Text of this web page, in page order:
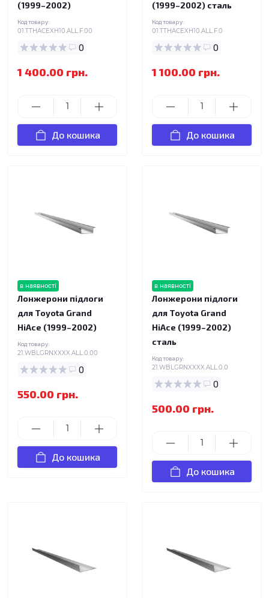
(1999–2002)
Код товару:
01.TTHACEXH10.ALL.F.00
0
1 400.00 грн.
До кошика
(1999–2002) сталь
Код товару:
01.TTHACEXH10.ALL.F.0
0
1 100.00 грн.
До кошика
в наявності
Лонжерони підлоги
для Toyota Grand
HiAce (1999–2002)
Код товару:
21.WBLGRNXXXX.ALL.0.00
0
550.00 грн.
До кошика
в наявності
Лонжерони підлоги
для Toyota Grand
HiAce (1999–2002)
сталь
Код товару:
21.WBLGRNXXXX.ALL.0.0
0
500.00 грн.
До кошика